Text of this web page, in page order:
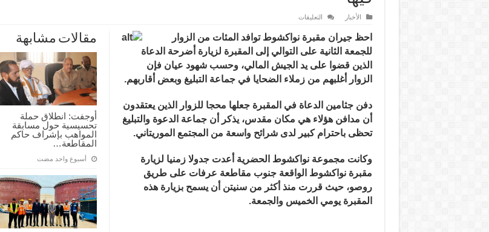
الأخبار التعليقات
في
زيارة
مقبرة
نواكشوط
بعد
دفن
جثامين
مغلقة
مقالات مشابهة
أوجفت: انطلاق حملة
تحسيسية حول مسابقة
المواهب بإشراف حاكم
المقاطعة…
‏أسبوع واحد مضت
احظ جيران مقبرة نواكشوط توافد المئات من الزوار
للجمعة الثانية على التوالي إلى المقبرة لزيارة أضرحة الدعاة
الذين قضوا على يد الجيش المالي، وحسب شهود عيان فإن
الزوار
أغلبهم من زملاء الضحايا في جماعة التبليغ وبعض أقاربهم.
دفن جثامين الدعاة في المقبرة جعلها محجا للزوار الذين يعتقدون
أن مدافن هؤلاء هي مكان مقدس، يذكر أن جماعة الدعوة والتبليغ
تحظى باحترام كبير لدى شرائح واسعة من المجتمع الموريتاني.
وكانت مجموعة نواكشوط الحضرية أعدت جدولا زمنيا لزيارة
مقبرة نواكشوط الواقعة جنوب مقاطعة عرفات على طريق
روصو، حيث قررت منذ أكثر من سنيتن أن يسمح بزيارة هذه
المقبرة يومي الخميس والجمعة.